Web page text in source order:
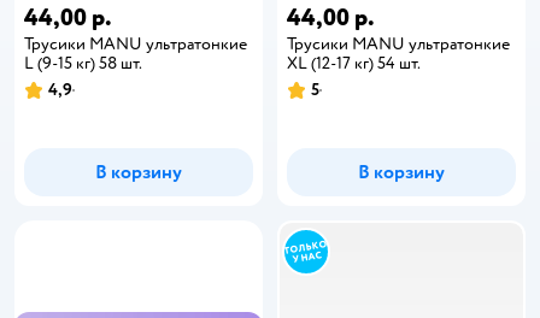
44,00 р.
Трусики MANU ультратонкие
L (9-15 кг) 58 шт.
4,9
В корзину
44,00 р.
Трусики MANU ультратонкие
XL (12-17 кг) 54 шт.
5
В корзину